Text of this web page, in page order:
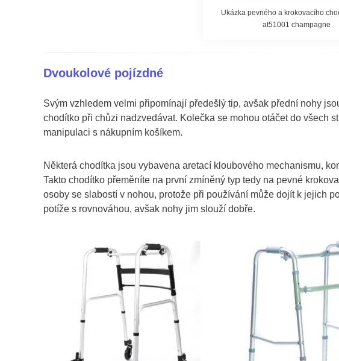
Ukázka pevného a krokovacího
at51001 champagne
Dvoukolové pojízdné
Svým vzhledem velmi připomínají předešlý tip, avšak přední nohy
chodítko při chůzi nadzvedávat. Kolečka se mohou otáčet do všech
manipulaci s nákupním košíkem.
Některá chodítka jsou vybavena aretací kloubového mechanismu,
Takto chodítko přeměníte na první zmíněný typ tedy na pevné
osoby se slabostí v nohou, protože při používání může dojít k jejich
potíže s rovnováhou, avšak nohy jim slouží dobře.